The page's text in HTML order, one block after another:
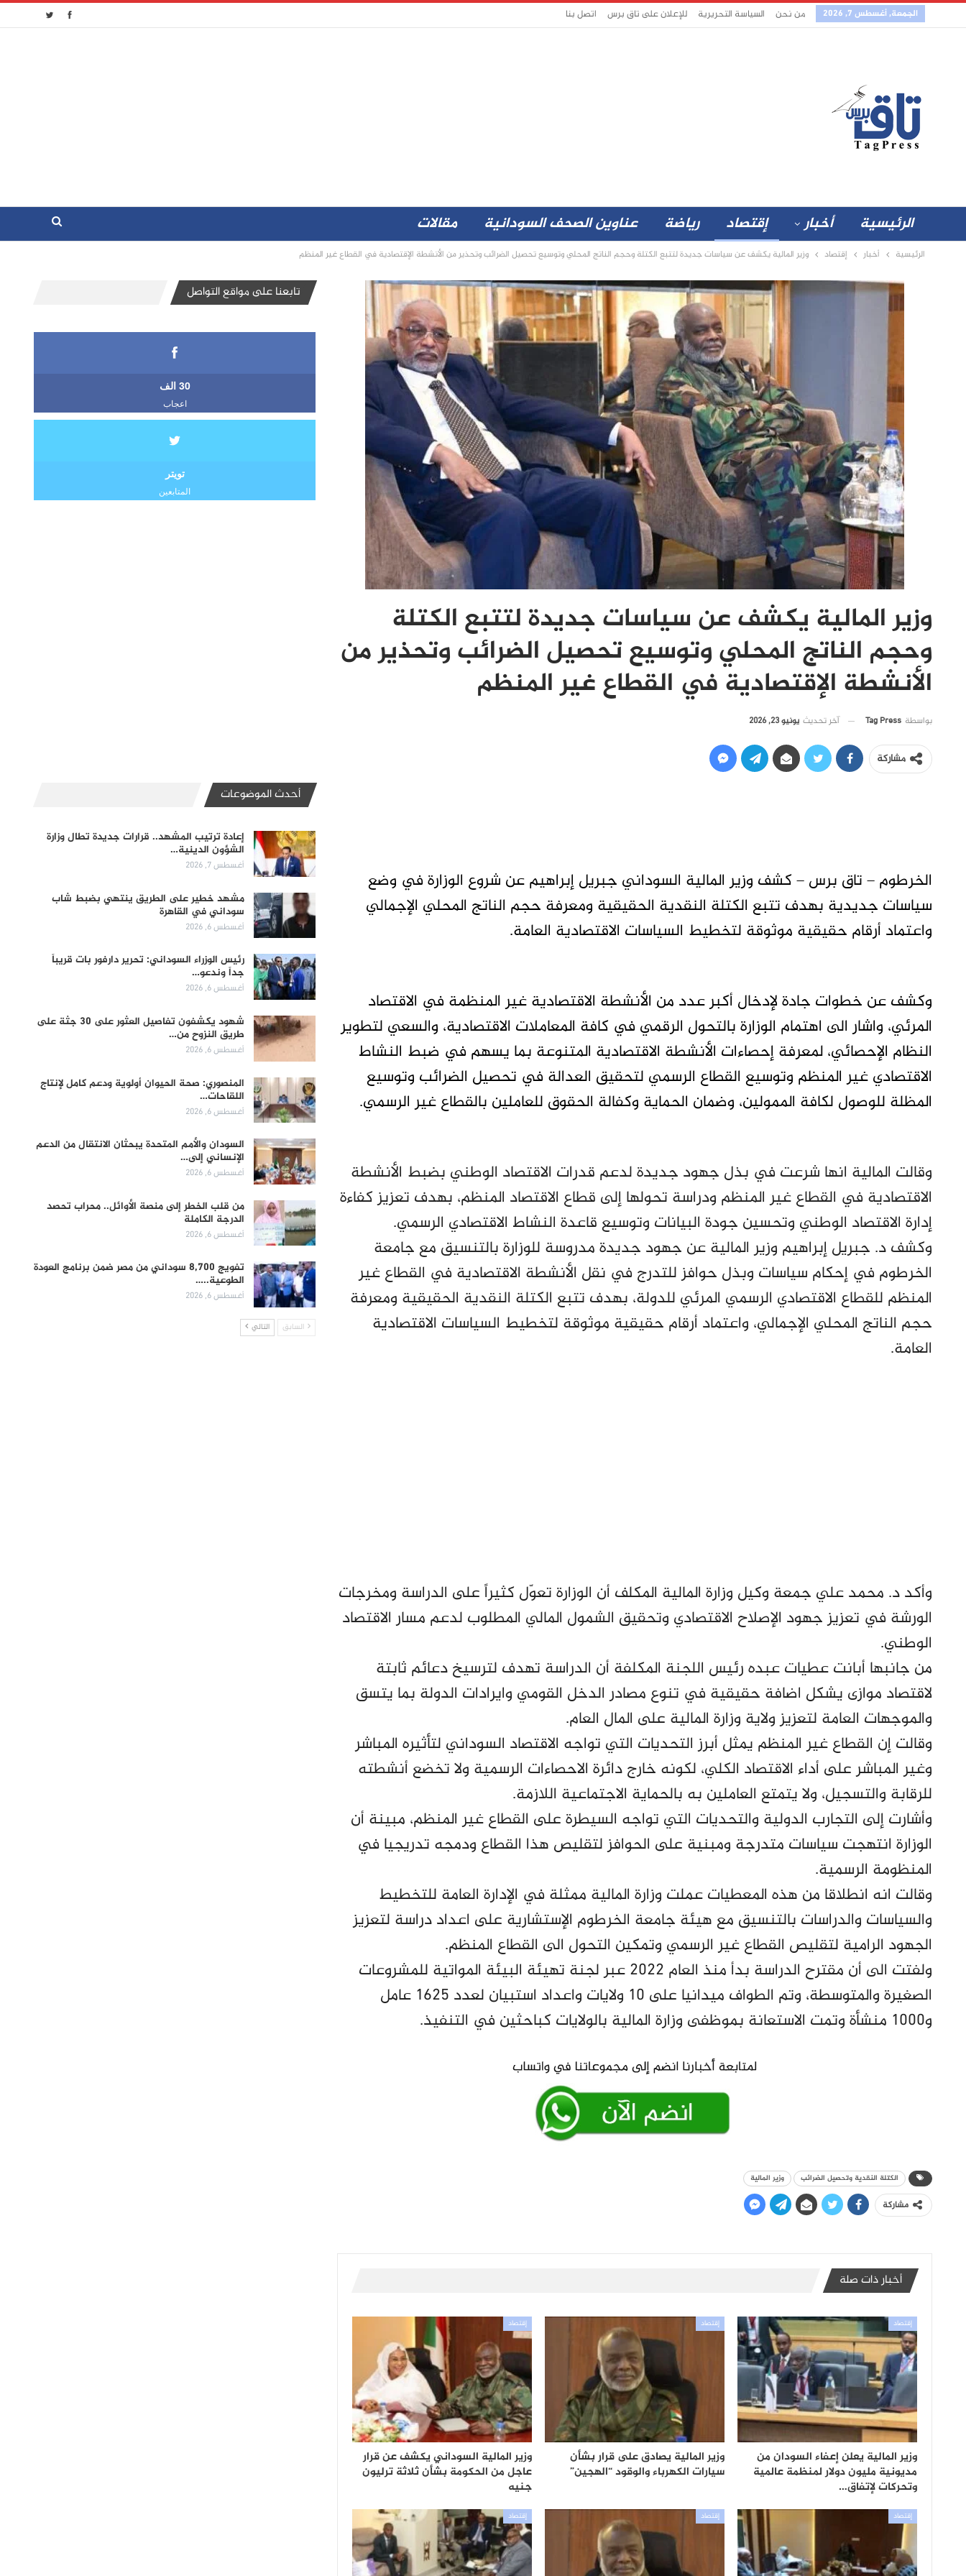
الجمعة, أغسطس 7, 2026 من نحن السياسة التحريرية للإعلان على تاق برس اتصل بنا
الرئيسية أخبار إقتصاد رياضة عناوين الصحف السودانية مقالات
الرئيسية أخبار إقتصاد وزير المالية يكشف عن سياسات جديدة لتتبع الكتلة وحجم الناتج المحلي وتوسيع تحصيل الضرائب وتحذير من الأنشطة الإقتصادية في القطاع غير المنظم
وزير المالية يكشف عن سياسات جديدة لتتبع الكتلة
وحجم الناتج المحلي وتوسيع تحصيل الضرائب وتحذير من
الأنشطة الإقتصادية في القطاع غير المنظم
بواسطة Tag Press آخر تحديث يونيو 23, 2026
مشاركة
الخرطوم – تاق برس – كشف وزير المالية السوداني جبريل إبراهيم عن شروع الوزارة في وضع
سياسات جديدية بهدف تتبع الكتلة النقدية الحقيقية ومعرفة حجم الناتج المحلي الإجمالي
واعتماد أرقام حقيقية موثوقة لتخطيط السياسات الاقتصادية العامة.
وكشف عن خطوات جادة لإدخال أكبر عدد من الأنشطة الاقتصادية غير المنظمة في الاقتصاد
المرئي، واشار الى اهتمام الوزارة بالتحول الرقمي في كافة المعاملات الاقتصادية، والسعي لتطوير
النظام الإحصائي، لمعرفة إحصاءات الأنشطة الاقتصادية المتنوعة بما يسهم في ضبط النشاط
الاقتصادي غير المنظم وتوسيع القطاع الرسمي لتحقيق العدالة في تحصيل الضرائب وتوسيع
المظلة للوصول لكافة الممولين، وضمان الحماية وكفالة الحقوق للعاملين بالقطاع غير الرسمي.
وقالت المالية انها شرعت في بذل جهود جديدة لدعم قدرات الاقتصاد الوطني بضبط الأنشطة
الاقتصادية في القطاع غير المنظم ودراسة تحولها إلى قطاع الاقتصاد المنظم، بهدف تعزيز كفاءة
إدارة الاقتصاد الوطني وتحسين جودة البيانات وتوسيع قاعدة النشاط الاقتصادي الرسمي.
وكشف د. جبريل إبراهيم وزير المالية عن جهود جديدة مدروسة للوزارة بالتنسيق مع جامعة
الخرطوم في إحكام سياسات وبذل حوافز للتدرج في نقل الأنشطة الاقتصادية في القطاع غير
المنظم للقطاع الاقتصادي الرسمي المرئي للدولة، بهدف تتبع الكتلة النقدية الحقيقية ومعرفة
حجم الناتج المحلي الإجمالي، واعتماد أرقام حقيقية موثوقة لتخطيط السياسات الاقتصادية
العامة.
وأكد د. محمد علي جمعة وكيل وزارة المالية المكلف أن الوزارة تعوّل كثيراً على الدراسة ومخرجات
الورشة في تعزيز جهود الإصلاح الاقتصادي وتحقيق الشمول المالي المطلوب لدعم مسار الاقتصاد
الوطني.
من جانبها أبانت عطيات عبده رئيس اللجنة المكلفة أن الدراسة تهدف لترسيخ دعائم ثابتة
لاقتصاد موازى يشكل اضافة حقيقية في تنوع مصادر الدخل القومي وايرادات الدولة بما يتسق
والموجهات العامة لتعزيز ولاية وزارة المالية على المال العام.
وقالت إن القطاع غير المنظم يمثل أبرز التحديات التي تواجه الاقتصاد السوداني لتأثيره المباشر
وغير المباشر على أداء الاقتصاد الكلي، لكونه خارج دائرة الاحصاءات الرسمية ولا تخضع أنشطته
للرقابة والتسجيل، ولا يتمتع العاملين به بالحماية الاجتماعية اللازمة.
وأشارت إلى التجارب الدولية والتحديات التي تواجه السيطرة على القطاع غير المنظم، مبينة أن
الوزارة انتهجت سياسات متدرجة ومبنية على الحوافز لتقليص هذا القطاع ودمجه تدريجيا في
المنظومة الرسمية.
وقالت انه انطلاقا من هذه المعطيات عملت وزارة المالية ممثلة في الإدارة العامة للتخطيط
والسياسات والدراسات بالتنسيق مع هيئة جامعة الخرطوم الإستشارية على اعداد دراسة لتعزيز
الجهود الرامية لتقليص القطاع غير الرسمي وتمكين التحول الى القطاع المنظم.
ولفتت الى أن مقترح الدراسة بدأ منذ العام 2022 عبر لجنة تهيئة البيئة المواتية للمشروعات
الصغيرة والمتوسطة، وتم الطواف ميدانيا على 10 ولايات واعداد استبيان لعدد 1625 عامل
و1000 منشأة وتمت الاستعانة بموظفى وزارة المالية بالولايات كباحثين في التنفيذ.
الكتلة النقدية وتحصيل الضرائب وزير المالية
مشاركة
أخبار ذات صلة
إقتصاد
وزير المالية يعلن إعفاء السودان من
مديونية مليون دولار لمنظمة عالمية
وتحركات لإتفاق…
إقتصاد
وزير المالية يصادق على قرار بشأن
سيارات الكهرباء والوقود “الهجين”
إقتصاد
وزير المالية السوداني يكشف عن قرار
عاجل من الحكومة بشأن ثلاثة ترليون
جنيه
إقتصاد إقتصاد إقتصاد
تابعنا على مواقع التواصل
30 الف
اعجاب
تويتر
المتابعين
أحدث الموضوعات
إعادة ترتيب المشهد.. قرارات جديدة تطال وزارة
الشؤون الدينية…
أغسطس 7, 2026
مشهد خطير على الطريق ينتهي بضبط شاب
سوداني في القاهرة
أغسطس 6, 2026
رئيس الوزراء السوداني: تحرير دارفور بات قريباً
جداً وندعو…
أغسطس 6, 2026
شهود يكشفون تفاصيل العثور على 30 جثة على
طريق النزوح من…
أغسطس 6, 2026
المنصوري: صحة الحيوان أولوية ودعم كامل لإنتاج
اللقاحات…
أغسطس 6, 2026
السودان والأمم المتحدة يبحثان الانتقال من الدعم
الإنساني إلى…
أغسطس 6, 2026
من قلب الخطر إلى منصة الأوائل.. محراب تحصد
الدرجة الكاملة
أغسطس 6, 2026
تفويج 8,700 سوداني من مصر ضمن برنامج العودة
الطوعية..…
أغسطس 6, 2026
السابق التالي